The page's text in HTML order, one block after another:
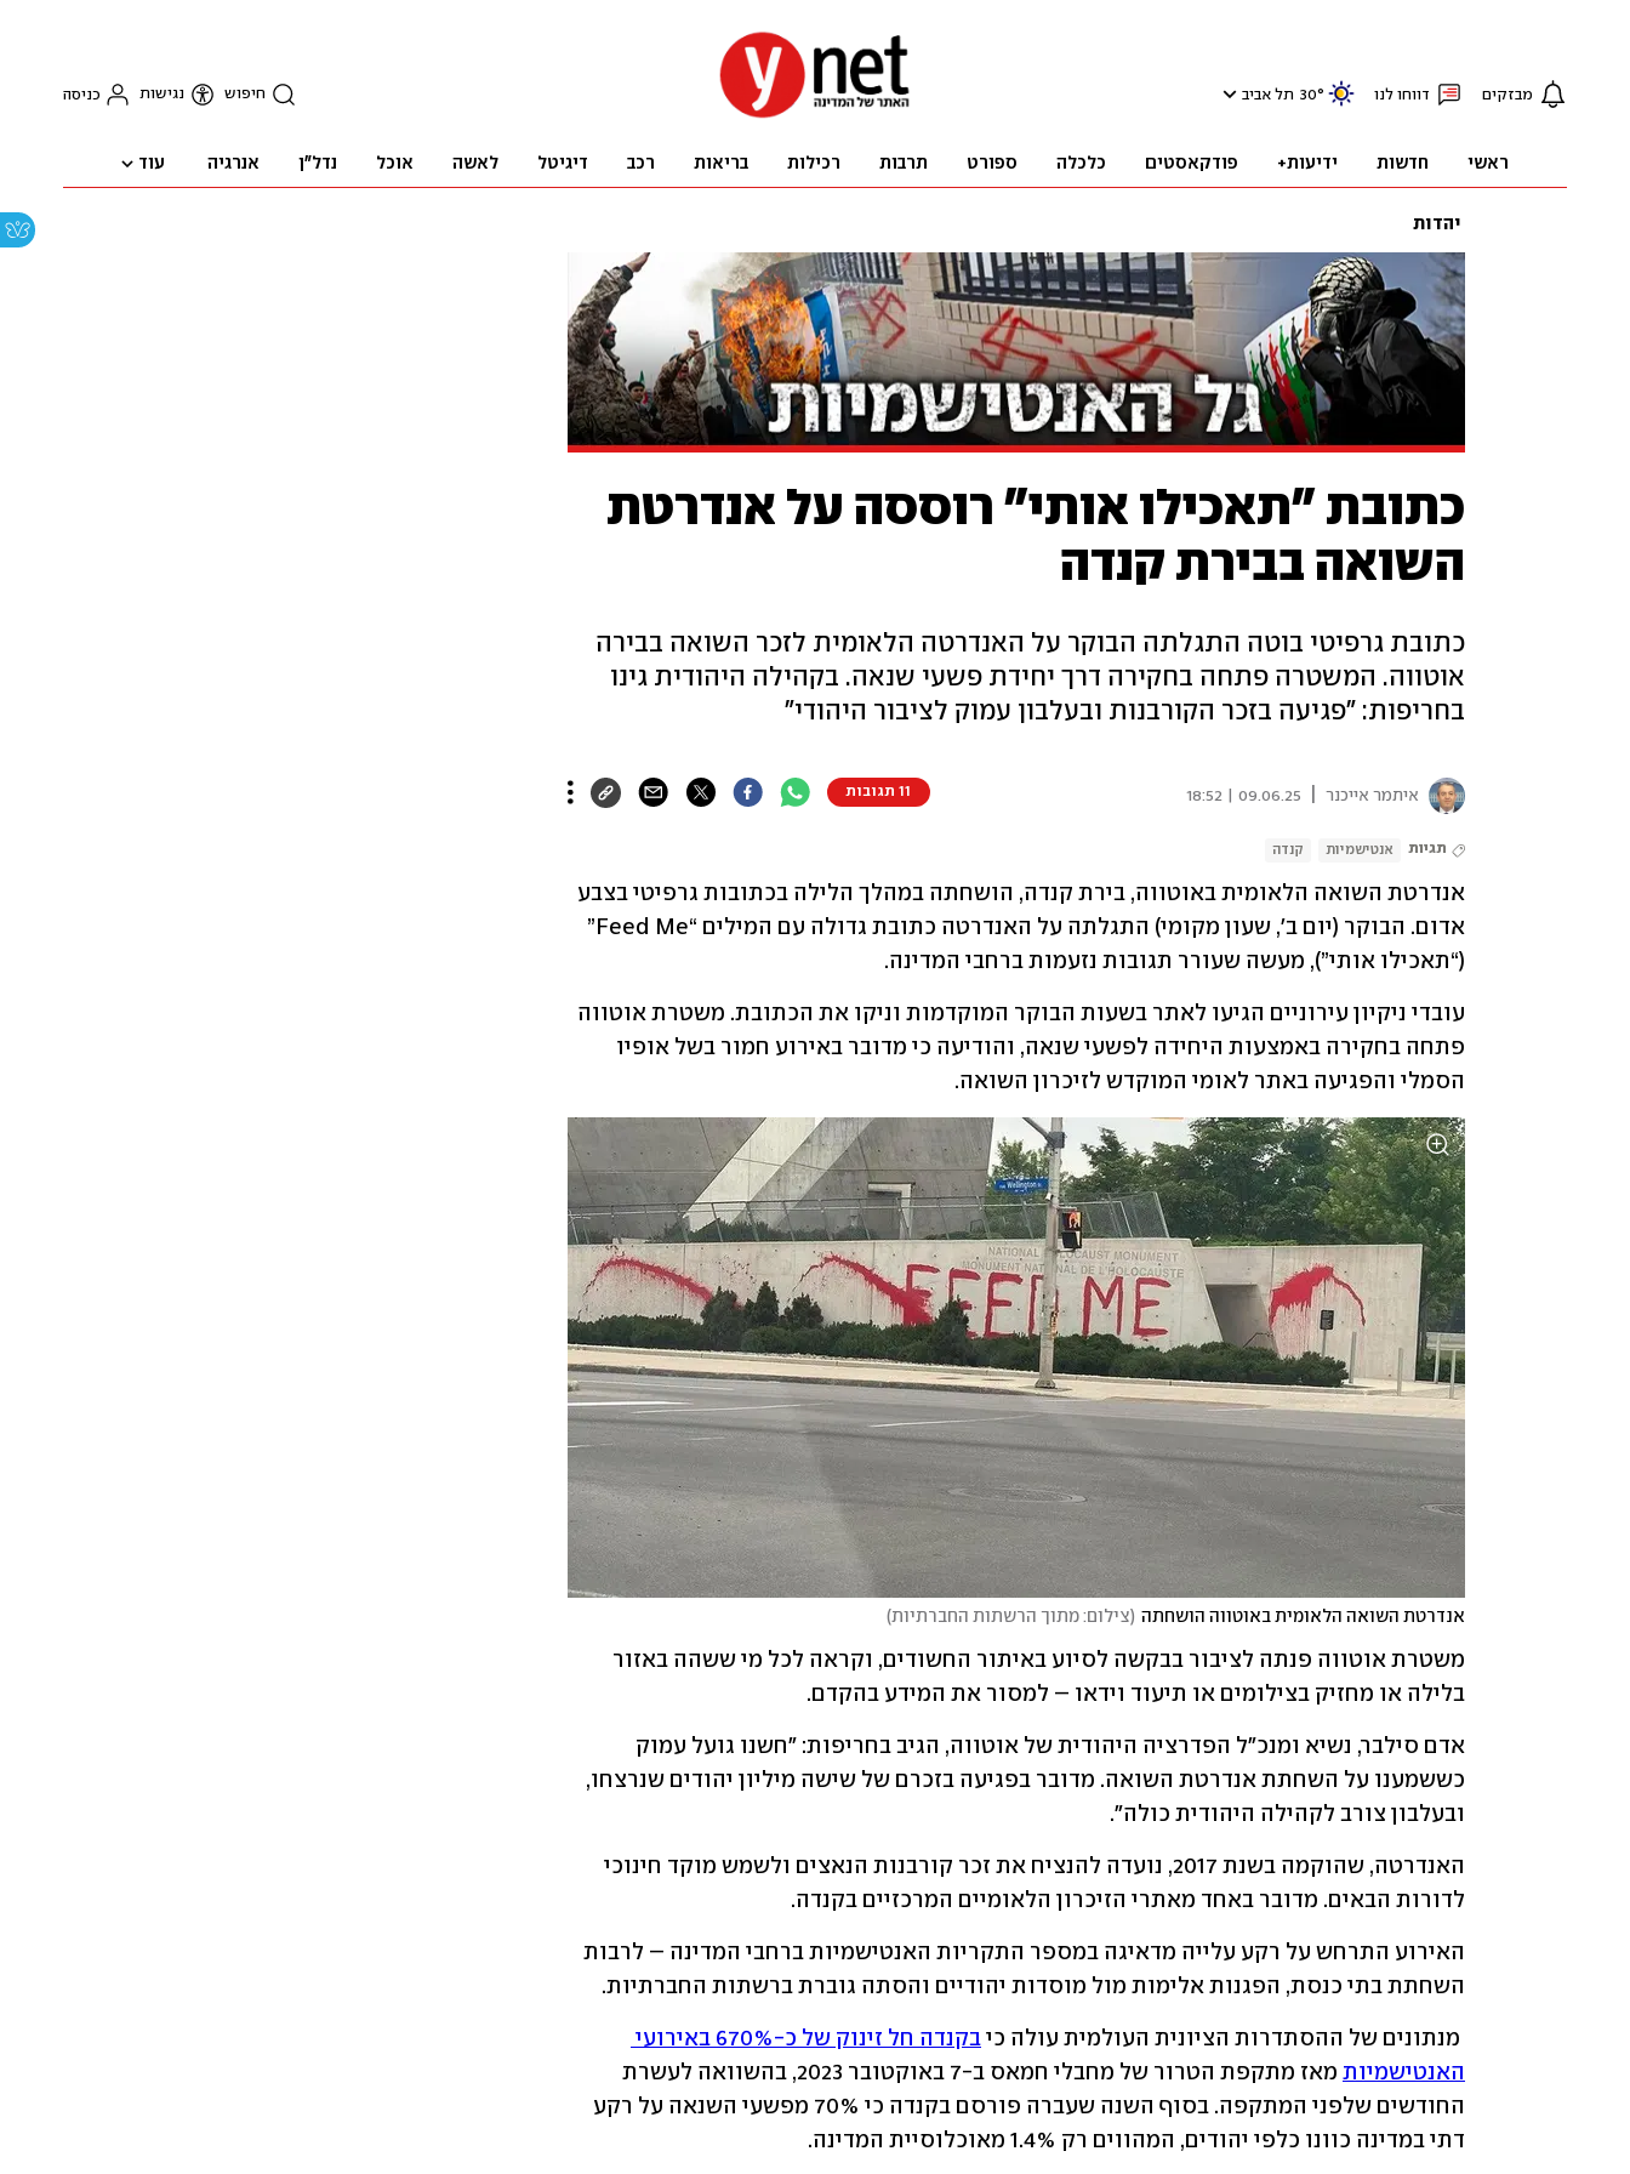
מבזקים דווחו לנו 30° תל אביב חיפוש נגישות כניסה
ראשי חדשות ידיעות+ פודקאסטים כלכלה ספורט תרבות רכילות בריאות רכב דיגיטל לאשה אוכל נדל"ן אנרגיה עוד
יהדות
כתובת "תאכילו אותי" רוססה על אנדרטת
השואה בבירת קנדה
כתובת גרפיטי בוטה התגלתה הבוקר על האנדרטה הלאומית לזכר השואה בבירה
אוטווה. המשטרה פתחה בחקירה דרך יחידת פשעי שנאה. בקהילה היהודית גינו
בחריפות: "פגיעה בזכר הקורבנות ובעלבון עמוק לציבור היהודי"
איתמר אייכנר 09.06.25 | 18:52 11 תגובות
תגיות אנטישמיות קנדה
(“תאכילו אותי”), מעשה שעורר תגובות נזעמות ברחבי המדינה.
הסמלי והפגיעה באתר לאומי המוקדש לזיכרון השואה.
אנדרטת השואה הלאומית באוטווה הושחתה (צילום: מתוך הרשתות החברתיות)
בלילה או מחזיק בצילומים או תיעוד וידאו – למסור את המידע בהקדם.
ובעלבון צורב לקהילה היהודית כולה".
לדורות הבאים. מדובר באחד מאתרי הזיכרון הלאומיים המרכזיים בקנדה.
השחתת בתי כנסת, הפגנות אלימות מול מוסדות יהודיים והסתה גוברת ברשתות החברתיות.
האנטישמיות
דתי במדינה כוונו כלפי יהודים, המהווים רק 1.4% מאוכלוסיית המדינה.